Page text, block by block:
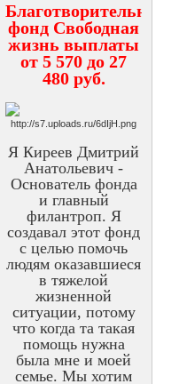
Благотворительный
фонд Свободная
жизнь выплаты
от 5 570 до 27
480 руб.
Я Киреев Дмитрий
Анатольевич -
Основатель фонда
и главный
филантроп. Я
создавал этот фонд
с целью помочь
людям оказавшиеся
в тяжелой
жизненной
ситуации, потому
что когда та такая
помощь нужна
была мне и моей
семье. Мы хотим